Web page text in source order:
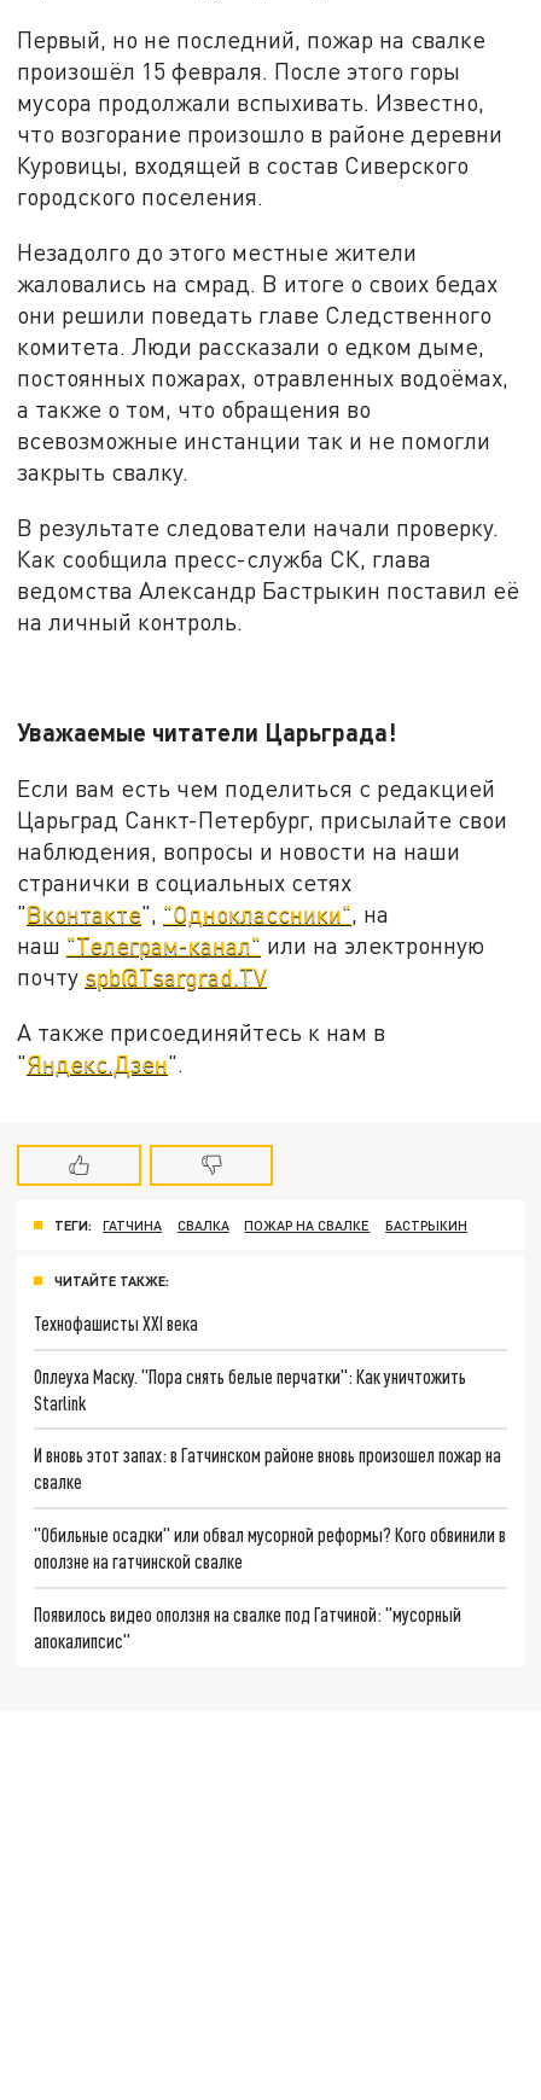
Первый, но не последний, пожар на свалке
произошёл 15 февраля. После этого горы
мусора продолжали вспыхивать. Известно,
что возгорание произошло в районе деревни
Куровицы, входящей в состав Сиверского
городского поселения.
Незадолго до этого местные жители
жаловались на смрад. В итоге о своих бедах
они решили поведать главе Следственного
комитета. Люди рассказали о едком дыме,
постоянных пожарах, отравленных водоёмах,
а также о том, что обращения во
всевозможные инстанции так и не помогли
закрыть свалку.
В результате следователи начали проверку.
Как сообщила пресс-служба СК, глава
ведомства Александр Бастрыкин поставил её
на личный контроль.
Уважаемые читатели Царьграда!
Если вам есть чем поделиться с редакцией
Царьград Санкт-Петербург, присылайте свои
наблюдения, вопросы и новости на наши
странички в социальных сетях
"Вконтакте", "Одноклассники", на
наш "Телеграм-канал" или на электронную
почту spb@Tsargrad.TV
А также присоединяйтесь к нам в
"Яндекс.Дзен".
ТЕГИ: ГАТЧИНА СВАЛКА ПОЖАР НА СВАЛКЕ БАСТРЫКИН
ЧИТАЙТЕ ТАКЖЕ:
Технофашисты XXI века
Оплеуха Маску. "Пора снять белые перчатки": Как уничтожить
Starlink
И вновь этот запах: в Гатчинском районе вновь произошел пожар на
свалке
"Обильные осадки" или обвал мусорной реформы? Кого обвинили в
оползне на гатчинской свалке
Появилось видео оползня на свалке под Гатчиной: "мусорный
апокалипсис"